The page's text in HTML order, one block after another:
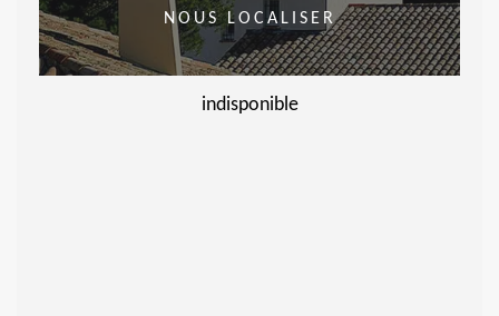
NOUS LOCALISER
indisponible